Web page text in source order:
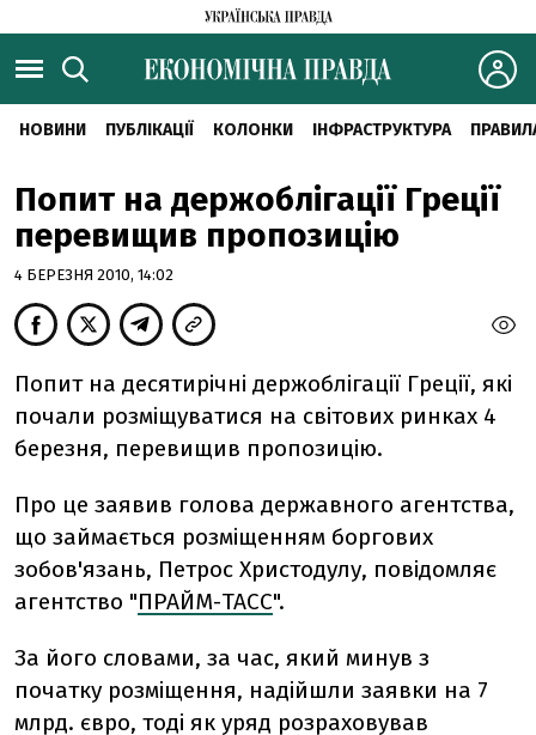
НОВИНИ ПУБЛІКАЦІЇ КОЛОНКИ ІНФРАСТРУКТУРА
Попит на держоблігації Греції
перевищив пропозицію
4 БЕРЕЗНЯ 2010, 14:02
Попит на десятирічні держоблігації Греції, які
почали розміщуватися на світових ринках 4
березня, перевищив пропозицію.
Про це заявив голова державного агентства,
що займається розміщенням боргових
зобов'язань, Петрос Христодулу, повідомляє
агентство "ПРАЙМ-ТАСС".
За його словами, за час, який минув з
початку розміщення, надійшли заявки на 7
млрд. євро, тоді як уряд розраховував